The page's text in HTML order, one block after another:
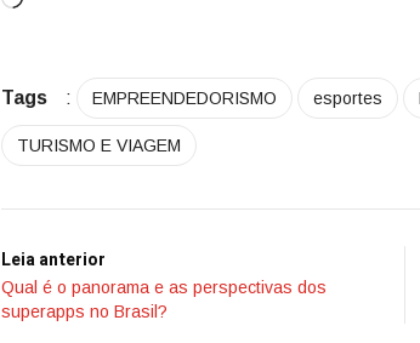
Tags : EMPREENDEDORISMO esportes
TURISMO E VIAGEM
Leia anterior
Qual é o panorama e as perspectivas dos
superapps no Brasil?